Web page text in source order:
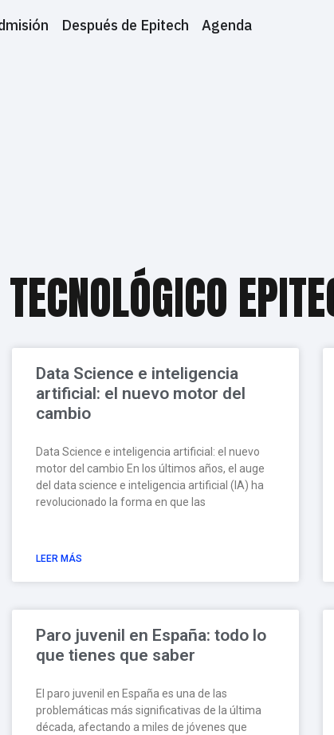
Después de Epitech Agenda
Data Science e inteligencia
artificial: el nuevo motor del
cambio
Data Science e inteligencia artificial: el nuevo
motor del cambio En los últimos años, el auge
del data science e inteligencia artificial (IA) ha
revolucionado la forma en que las
LEER MÁS
Paro juvenil en España: todo lo
que tienes que saber
El paro juvenil en España es una de las
problemáticas más significativas de la última
década, afectando a miles de jóvenes que